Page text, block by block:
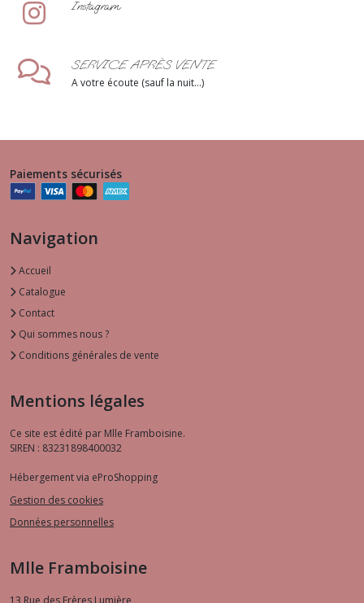
Instagram
SERVICE APRÈS VENTE
A votre écoute (sauf la nuit...)
Paiements sécurisés
Navigation
Accueil
Catalogue
Contact
Qui sommes nous ?
Conditions générales de vente
Mentions légales
Ce site est édité par Mlle Framboisine.
SIREN : 83231898400032
Hébergement via eProShopping
Gestion des cookies
Données personnelles
Mlle Framboisine